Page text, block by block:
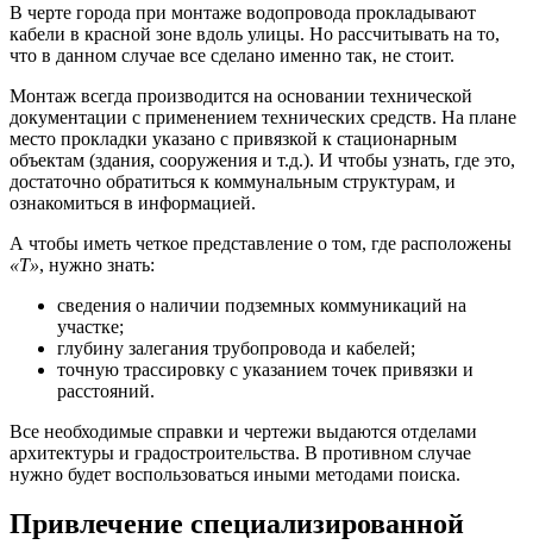
В черте города при монтаже водопровода прокладывают
кабели в красной зоне вдоль улицы. Но рассчитывать на то,
что в данном случае все сделано именно так, не стоит.
Монтаж всегда производится на основании технической
документации с применением технических средств. На плане
место прокладки указано с привязкой к стационарным
объектам (здания, сооружения и т.д.). И чтобы узнать, где это,
достаточно обратиться к коммунальным структурам, и
ознакомиться в информацией.
А чтобы иметь четкое представление о том, где расположены
«Т», нужно знать:
сведения о наличии подземных коммуникаций на
участке;
глубину залегания трубопровода и кабелей;
точную трассировку с указанием точек привязки и
расстояний.
Все необходимые справки и чертежи выдаются отделами
архитектуры и градостроительства. В противном случае
нужно будет воспользоваться иными методами поиска.
Привлечение специализированной